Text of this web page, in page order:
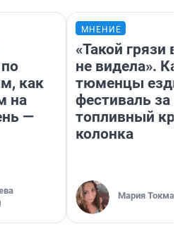
как
на
—
МНЕНИЕ
«Такой грязи
не видела».
тюменцы
фестиваль за
топливный
колонка
Мария